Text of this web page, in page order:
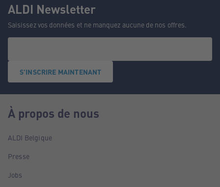
ALDI Newsletter
Saisissez vos données et ne manquez aucune de nos offres.
S'INSCRIRE MAINTENANT
À propos de nous
ALDI Belgique
Presse
Jobs